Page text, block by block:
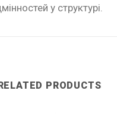
у структурі.
PRODUCTS